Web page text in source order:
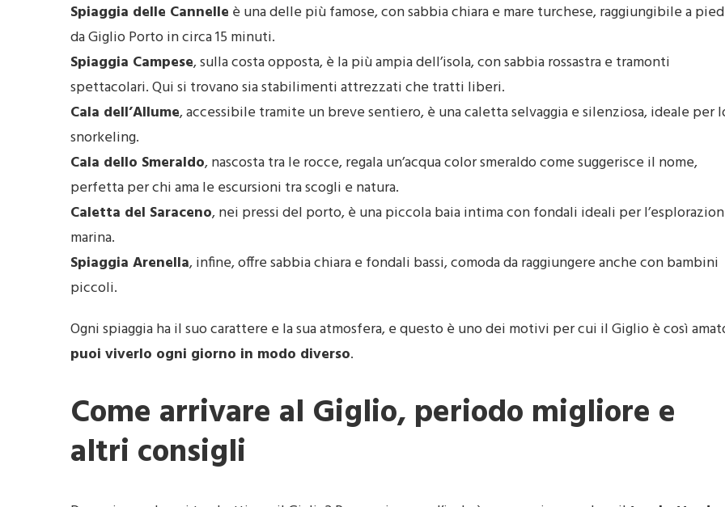
Spiaggia delle Cannelle è una delle più famose, con sabbia chiara e mare turchese, raggiungibile a
da Giglio Porto in circa 15 minuti.
Spiaggia Campese, sulla costa opposta, è la più ampia dell’isola, con sabbia rossastra e tramonti
spettacolari. Qui si trovano sia stabilimenti attrezzati che tratti liberi.
Cala dell’Allume, accessibile tramite un breve sentiero, è una caletta selvaggia e silenziosa, ideale per
snorkeling.
Cala dello Smeraldo, nascosta tra le rocce, regala un’acqua color smeraldo come suggerisce il nome,
perfetta per chi ama le escursioni tra scogli e natura.
Caletta del Saraceno, nei pressi del porto, è una piccola baia intima con fondali ideali per
marina.
Spiaggia Arenella, infine, offre sabbia chiara e fondali bassi, comoda da raggiungere anche con bambini
piccoli.
Ogni spiaggia ha il suo carattere e la sua atmosfera, e questo è uno dei motivi per cui il Giglio è così
puoi viverlo ogni giorno in modo diverso.
Come arrivare al Giglio, periodo migliore e
altri consigli